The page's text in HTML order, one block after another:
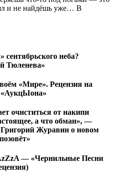
и не найдёшь уже… В
неба?
Тюленева»
«Мире». Рецензия на
«АукцЫона»
очиститься от накипи
а что обман», —
Журавин о новом
— «Чернильные Песни